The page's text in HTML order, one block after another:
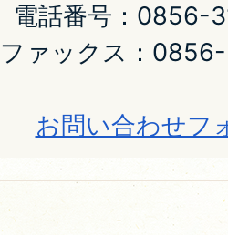
電話番号：0856-
ファックス：
お問い合わせフ